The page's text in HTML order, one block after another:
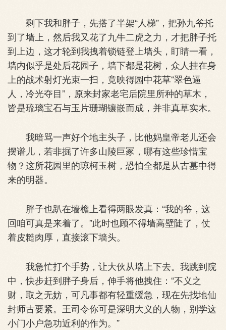
剩下我和胖子，先搭了半架“人梯”，把孙九爷托
到了墙上，然后我又花了九牛二虎之力，才把胖子托
到上边，这才轮到我拽着锁链登上墙头，盯睛一看，
墙内似乎是处后花园子，墙下都是花树，众人挂在身
上的战术射灯光束一扫，竟映得园中花草“翠色逼
人，冷光夺目”，原来封家老宅后院里所种的草木，
皆是琉璃宝石与玉片珊瑚镶嵌而成，并非真草实木。
我暗骂一声好个地主头子，比他妈皇帝老儿还会
摆谱儿，若非掘了许多山陵巨冢，哪有这些珍惜宝
物？这所花园里的琼柯玉树，恐怕全都是从古墓中得
来的明器。
胖子也趴在墙檐上看得两眼发真：“我的爷，这
回咱可真是来着了。”此时也顾不得墙高壁陡了，仗
着皮糙肉厚，直接滚下墙头。
我急忙打个手势，让大伙从墙上下去。我跳到院
中，快步赶到胖子身后，伸手将他拽住：“不义之
财，取之无妨，可凡事都有轻重缓急，现在先找地仙
封师古要紧。王司令你可是深明大义的人物，别学这
小门小户急功近利的作为。”